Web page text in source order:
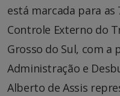
está marcada para as
Controle Externo do
Grosso do Sul, com a
Administração e
Alberto de Assis